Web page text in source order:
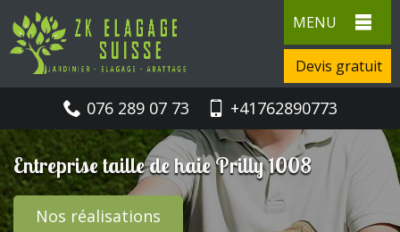
MENU
Devis gratuit
076 289 07 73 +41762890773
Entreprise taille de haie Prilly 1008
Nos réalisations